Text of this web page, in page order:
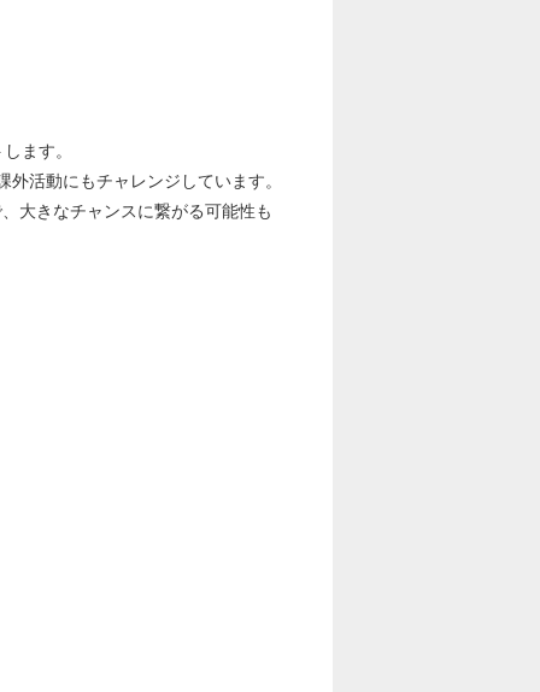
ます。
活動にもチャレンジしています。
大きなチャンスに繋がる可能性も